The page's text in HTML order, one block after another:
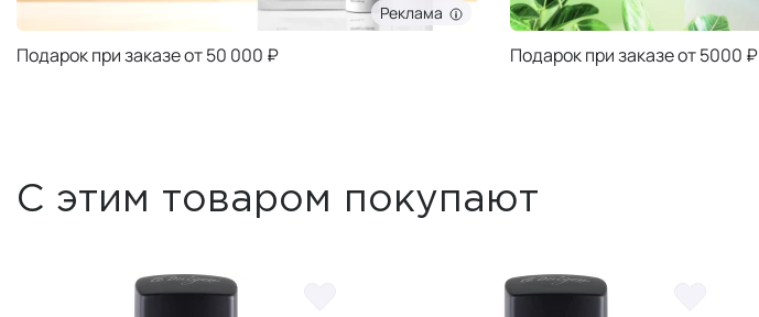
Реклама
Подарок при заказе от 50 000 ₽ Подарок при заказе от 5000 ₽
С этим товаром покупают